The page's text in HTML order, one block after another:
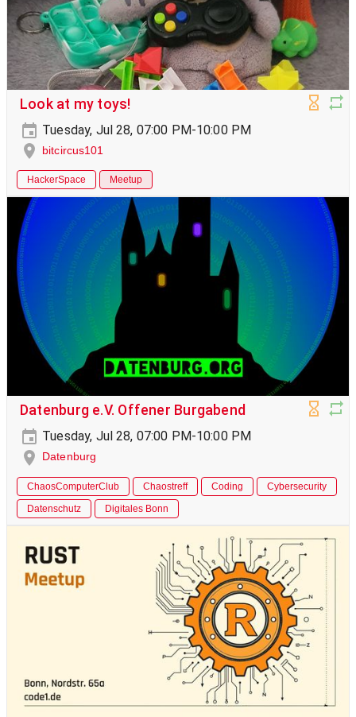
Look at my toys!
Tuesday, Jul 28, 07:00 PM-10:00 PM
bitcircus101
HackerSpace Meetup
Datenburg e.V. Offener Burgabend
Tuesday, Jul 28, 07:00 PM-10:00 PM
Datenburg
ChaosComputerClub Chaostreff Coding
Cybersecurity
Datenschutz
Digitales Bonn